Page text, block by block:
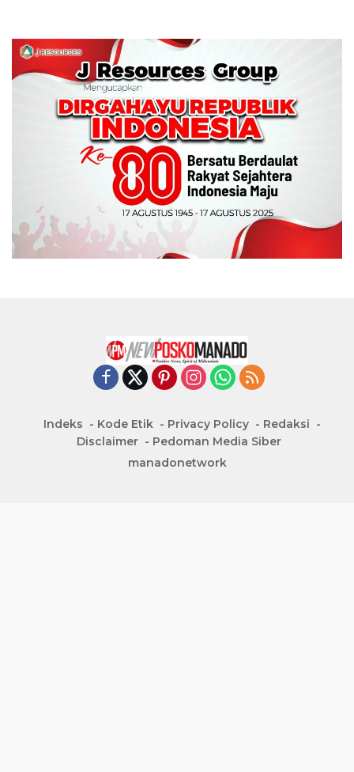
Indeks Kode Etik Privacy Policy
Redaksi
Disclaimer
Pedoman Media Siber
manadonetwork